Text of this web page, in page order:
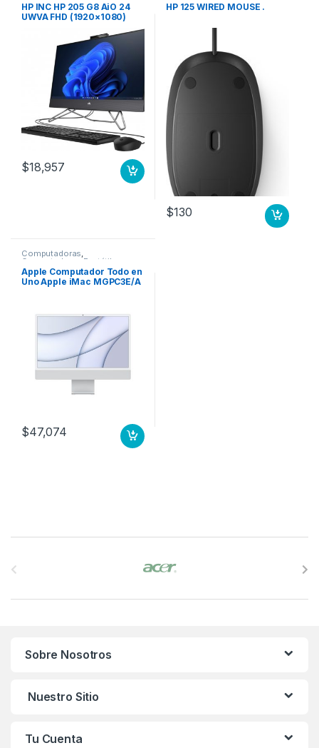
HP INC HP 205 G8 AiO 24
UWVA FHD (1920×1080)
Contraste 3000:1, Stand
Ajustable -5 a +20°, AMD
Ryzen 3- 3250u hasta
3.5Ghz / Cache 4MB, SSD
512GB M.2, 8GB DDR4 (1
Sodimm LIBRE),NON_ODD,
Win11 PRO downgrade
Win10 PRO 64bit, 1 Yr Wty,
24 8GBSSD 512GB WIN11P
DW10P
$18,957
HP 125 WIRED MOUSE .
$130
Computadoras,
Computadoras Portátiles
Apple Computador Todo en
Uno Apple iMac MGPC3E/A
4480 x 2520 – De Escritorio
– Plata – macOS Big Sur –
IEEE 802.11 a/b/g/n/ac/ax –
143W CPU 8N GPU 8N 256
GB PLATA
$47,074
Sobre Nosotros
Nuestro Sitio
Tu Cuenta